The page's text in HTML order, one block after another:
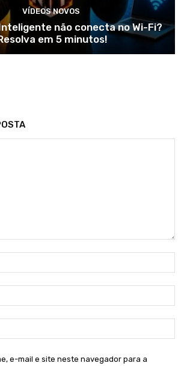
VÍDEOS NOVOS
não conecta no Wi-Fi?
em 5 minutos!
e-mail e site neste navegador para a